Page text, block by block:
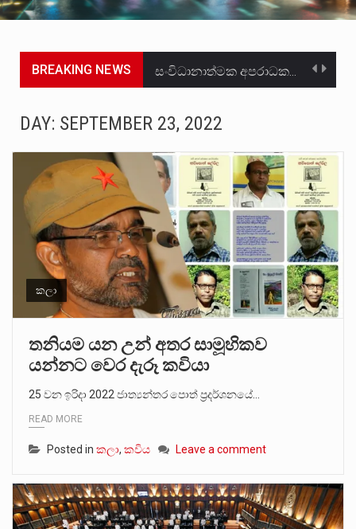
BREAKING NEWS සංවිධානාත්මක අපරාධකරුවකු වන ලොකු පැටිගේ ප්‍රධාන වෙඩික්කරු බවට සැක කරන ගිං ගඟේ ගිල්වා මරා දමා…
ලාල් කාන්ත ඇමතිවරයා අධිකරණ විනිශ්චයකාරවරුන්ගේ විශ්‍රාම යෑමේ වයස සම්බන්ධයෙන් නිහඬව සිටින ලෙස තමාට දැනුම් දුන්…
හිටපු පොලිස්පති පූජිත් ජයසුන්දරට සහ හිටපු ආරක්ෂක අමාත්‍යංශ ලේකම් හේමසිරි ප්‍රනාන්දු විශේෂ ත්‍රිපුද්ගල මහාධිකරණය විසින්…
DAY: SEPTEMBER 23, 2022
කලා
තනියම යන උන් අතර සාමූහිකව
යන්නට වෙර දැරූ කවියා
25 වන ඉරිදා 2022 ජාත්‍යන්තර පොත් ප්‍රදර්ශනයේ…
READ MORE
Posted in කලා, කවිය Leave a comment